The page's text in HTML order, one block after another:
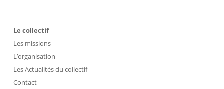
Le collectif
Les missions
L’organisation
Les Actualités du collectif
Contact